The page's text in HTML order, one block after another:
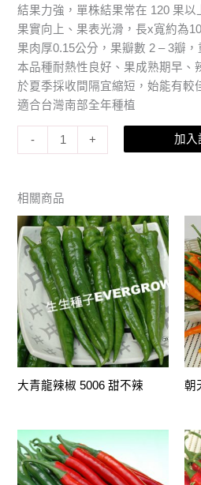
結果力強，單株結果常在 120 果以
果實向上、果表光滑，長x寬約為
果肉厚0.15公分，果瓣數 2 – 3瓣，
本品種耐熱性良好、果成熟期早、
於夏季採收間隔宜縮短，始能有較
適合台灣南部全年種植
- + 加入
相關商品
大青龍辣椒 5006 甜不辣 朝